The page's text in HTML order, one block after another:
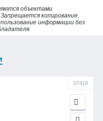
объектами
копирование,
информации без
07418